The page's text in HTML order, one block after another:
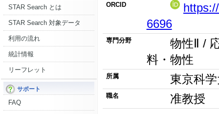
STAR Search とは
STAR Search 対象データ
利用の流れ
統計情報
リーフレット
サポート
FAQ
ORCID
6696
専門分野
物性Ⅱ /
料・物性
所属 東京科
職名 准教授